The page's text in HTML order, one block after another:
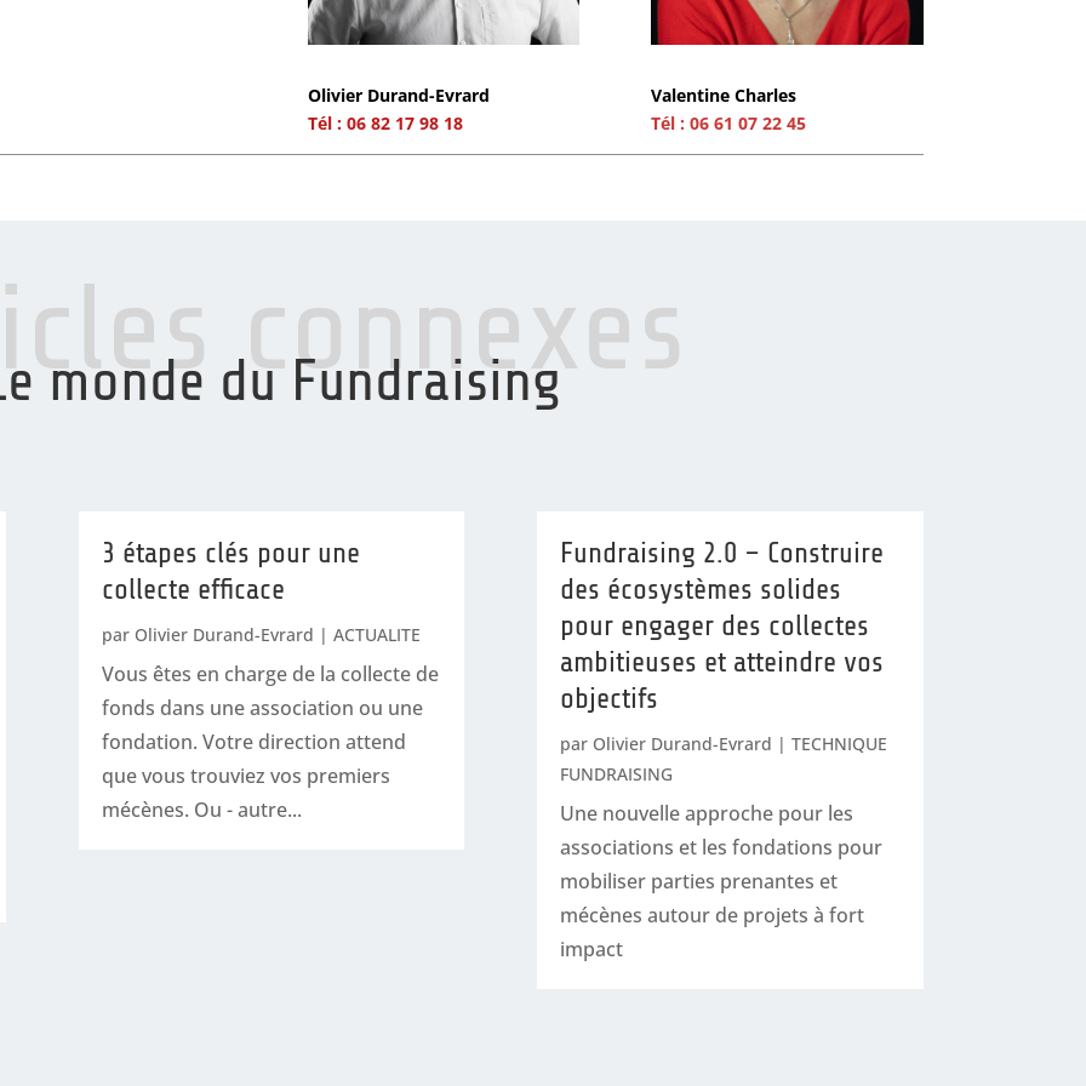
Olivier Durand-Evrard
Tél : 06 82 17 98 18
Valentine Charles
Tél : 06 61 07 22 45
connexes
monde du Fundraising
3 étapes clés pour une
collecte efficace
par Olivier Durand-Evrard | ACTUALITE
Vous êtes en charge de la collecte de
fonds dans une association ou une
fondation. Votre direction attend
que vous trouviez vos premiers
mécènes. Ou - autre...
Fundraising 2.0 – Construire
des écosystèmes solides
pour engager des collectes
ambitieuses et atteindre vos
objectifs
par Olivier Durand-Evrard | TECHNIQUE
FUNDRAISING
Une nouvelle approche pour les
associations et les fondations pour
mobiliser parties prenantes et
mécènes autour de projets à fort
impact